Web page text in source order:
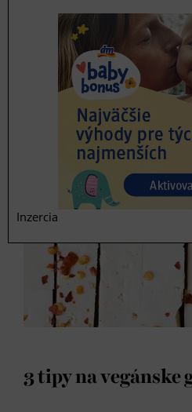
3 tipy na vegánske
Inzercia